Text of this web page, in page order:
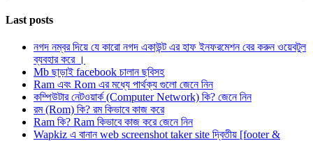
Last posts
নগদ নম্বর দিয়ে যে কারো নগদ একাউন্ট এর হাফ ইনফরমেশন বের করুন ওয়েবটুল
ব্যবহার করে ।
Mb ছাড়াই facebook চালান ছবিসহ
Ram এবং Rom এর মধ্যে পার্থক্য গুলো জেনে নিন
কম্পিউটার নেটওয়ার্ক (Computer Network) কি? জেনে নিন
রম (Rom) কি? রম কিভাবে কাজ করে
Ram কি? Ram কিভাবে কাজ করে জেনে নিন
Wapkiz এ বানান web screenshot taker site দ্বিতীয় [footer &